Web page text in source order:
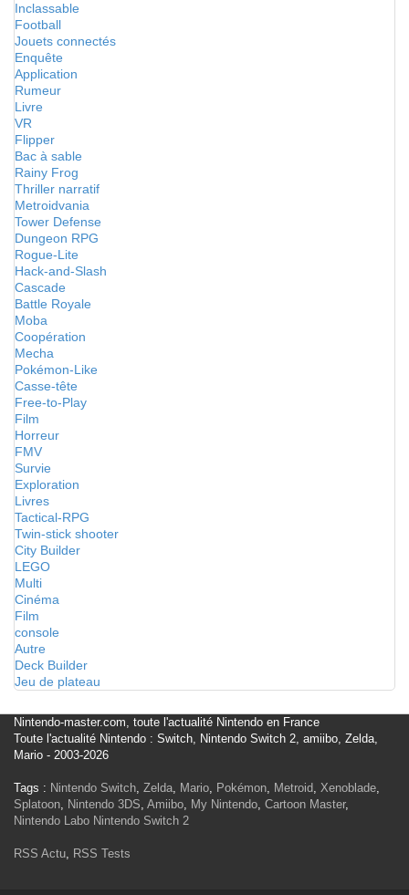
Inclassable
Football
Jouets connectés
Enquête
Application
Rumeur
Livre
VR
Flipper
Bac à sable
Rainy Frog
Thriller narratif
Metroidvania
Tower Defense
Dungeon RPG
Rogue-Lite
Hack-and-Slash
Cascade
Battle Royale
Moba
Coopération
Mecha
Pokémon-Like
Casse-tête
Free-to-Play
Film
Horreur
FMV
Survie
Exploration
Livres
Tactical-RPG
Twin-stick shooter
City Builder
LEGO
Multi
Cinéma
Film
console
Autre
Deck Builder
Jeu de plateau
Nintendo-master.com, toute l'actualité Nintendo en France
Toute l'actualité Nintendo : Switch, Nintendo Switch 2, amiibo, Zelda,
Mario - 2003-2026
Tags : Nintendo Switch, Zelda, Mario, Pokémon, Metroid, Xenoblade,
Splatoon, Nintendo 3DS, Amiibo, My Nintendo, Cartoon Master,
Nintendo Labo Nintendo Switch 2
RSS Actu, RSS Tests